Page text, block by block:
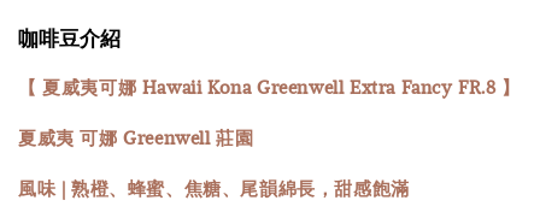
咖啡豆介紹
【 夏威夷可娜 Hawaii Kona Greenwell Extra Fancy FR.8 】
夏威夷 可娜 Greenwell 莊園
風味 | 熟橙、蜂蜜、焦糖、尾韻綿長，甜感飽滿